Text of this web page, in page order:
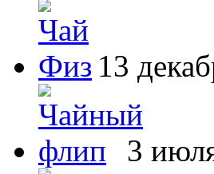
13
3